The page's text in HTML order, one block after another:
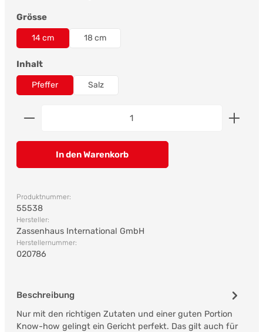
Grösseauswählen
14 cm 18 cm
Inhaltauswählen
Pfeffer Salz
Produkt Anzahl: Gib den gewünschten Wert ein
In den Warenkorb
Produktnummer:
55538
Hersteller:
Zassenhaus International GmbH
Herstellernummer:
020786
Beschreibung
Nur mit den richtigen Zutaten und einer guten Portion
Know-how gelingt ein Gericht perfekt. Das gilt auch für